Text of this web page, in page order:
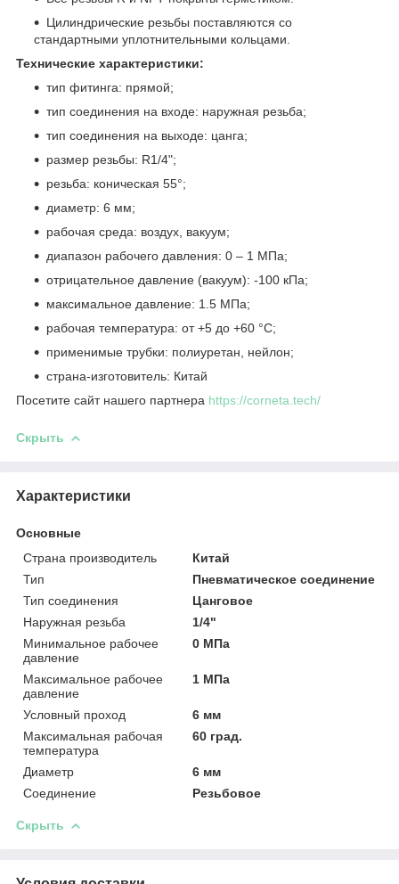
Цилиндрические резьбы поставляются со
стандартными уплотнительными кольцами.
Технические характеристики:
тип фитинга: прямой;
тип соединения на входе: наружная резьба;
тип соединения на выходе: цанга;
размер резьбы: R1/4";
резьба: коническая 55°;
диаметр: 6 мм;
рабочая среда: воздух, вакуум;
диапазон рабочего давления: 0 – 1 МПа;
отрицательное давление (вакуум): -100 кПа;
максимальное давление: 1.5 МПа;
рабочая температура: от +5 до +60 °C;
применимые трубки: полиуретан, нейлон;
страна-изготовитель: Китай
Посетите сайт нашего партнера https://corneta.tech/
Скрыть
Характеристики
Основные
Страна производитель
Китай
Тип
Пневматическое соединение
Тип соединения
Цанговое
Наружная резьба
1/4"
Минимальное рабочее
давление
0 МПа
Максимальное рабочее
давление
1 МПа
Условный проход
6 мм
Максимальная рабочая
температура
60 град.
Диаметр
6 мм
Соединение
Резьбовое
Скрыть